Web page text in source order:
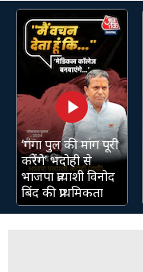
‘गंगा पुल की मांग पूरी
करेंगे’ भदोही से
भाजपा प्रत्याशी विनोद
बिंद की प्राथमिकता